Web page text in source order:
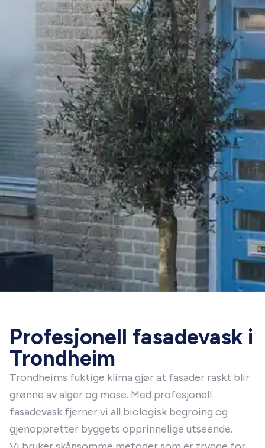
Profesjonell fasadevask i
Trondheim
Trondheims fuktige klima gjør at fasader raskt blir
grønne av alger og mose. Med profesjonell
fasadevask fjerner vi all biologisk begroing og
gjenoppretter byggets opprinnelige utseende.